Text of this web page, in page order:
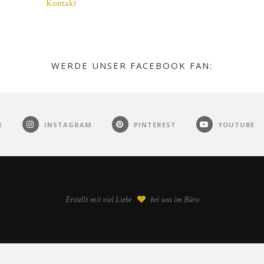
Kontakt
WERDE UNSER FACEBOOK FAN:
INSTAGRAM PINTEREST YOUTUBE
Erstellt mit viel Liebe bei uns im Büro